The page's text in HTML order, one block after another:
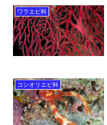
ワラエビ科
コシオリエビ科